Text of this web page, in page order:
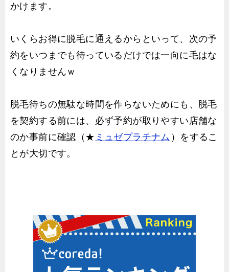
かけます。
いくらお得に脱毛に通えるからといって、次の予
約をいつまでも待っているだけでは一向に毛はな
くなりませんｗ
脱毛待ちの無駄な時間を作らないためにも、脱毛
を契約する前には、必ず予約が取りやすい店舗な
のか事前に確認（★ ミュゼプラチナム ）をするこ
とが大切です。